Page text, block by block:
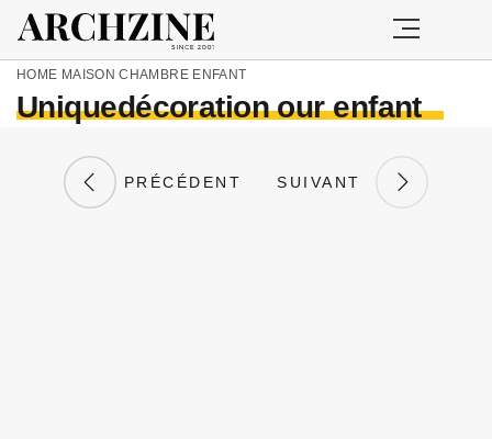
HOME MAISON CHAMBRE ENFANT
Uniquedécoration our enfant
PRÉCÉDENT SUIVANT